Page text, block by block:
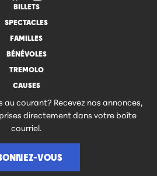
BILLETS
SPECTACLES
FAMILLES
BÉNÉVOLES
TREMOLO
CAUSES
au courant? Recevez nos annonces,
directement dans votre boîte
courriel.
VOUS